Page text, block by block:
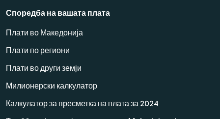
Споредба на вашата плата
Плати во Македонија
Плати по региони
Плати во други земји
Милионерски калкулатор
Калкулатор за пресметка на плата за 2024